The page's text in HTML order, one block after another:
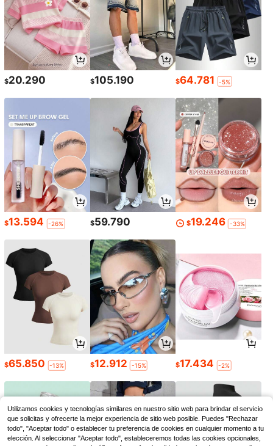
$20.290 $105.190 $64.781 -5%
$13.594 -26% $59.790 $19.246 -33%
$65.850 -13% $12.912 -15% $17.434 -2%
Utilizamos cookies y tecnologías similares en nuestro sitio web para brindar el servicio
que solicitas y ofrecerte la mejor experiencia de sitio web posible. Puedes "Rechazar
todo", "Aceptar todo" o establecer tu preferencia de cookies en cualquier momento a tu
elección. Al seleccionar "Aceptar todo", estableceremos todas las cookies opcionales,